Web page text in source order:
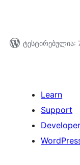
ტესტირებულია:
Learn
Support